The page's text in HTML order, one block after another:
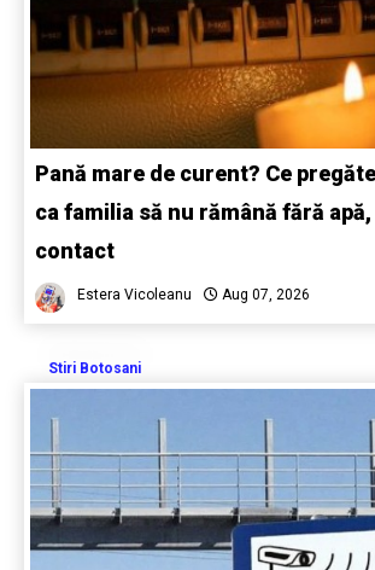
Pană mare de curent? Ce
ca familia să nu rămână fără
contact
Estera Vicoleanu Aug 07, 2026
Stiri Botosani